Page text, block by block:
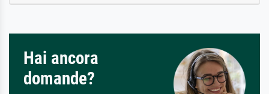
Hai ancora
domande?